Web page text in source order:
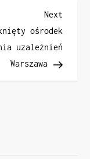
Next
Post
Next
ośrodek
uzależnień
Warszawa